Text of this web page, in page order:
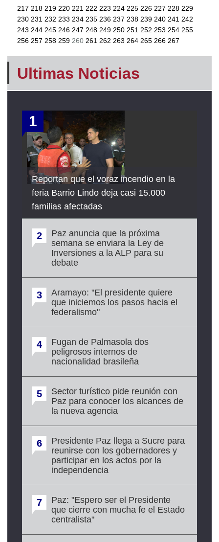
217 218 219 220 221 222 223 224 225 226 227 228 229
230 231 232 233 234 235 236 237 238 239 240 241 242
243 244 245 246 247 248 249 250 251 252 253 254 255
256 257 258 259 260 261 262 263 264 265 266 267
Ultimas Noticias
1
Reportan que el voraz incendio en la
feria Barrio Lindo deja casi 15.000
familias afectadas
2
Paz anuncia que la próxima
semana se enviara la Ley de
Inversiones a la ALP para su
debate
3
Aramayo: "El presidente quiere
que iniciemos los pasos hacia el
federalismo"
4
Fugan de Palmasola dos
peligrosos internos de
nacionalidad brasileña
5
Sector turístico pide reunión con
Paz para conocer los alcances de
la nueva agencia
6
Presidente Paz llega a Sucre para
reunirse con los gobernadores y
participar en los actos por la
independencia
7
Paz: "Espero ser el Presidente
que cierre con mucha fe el Estado
centralista"